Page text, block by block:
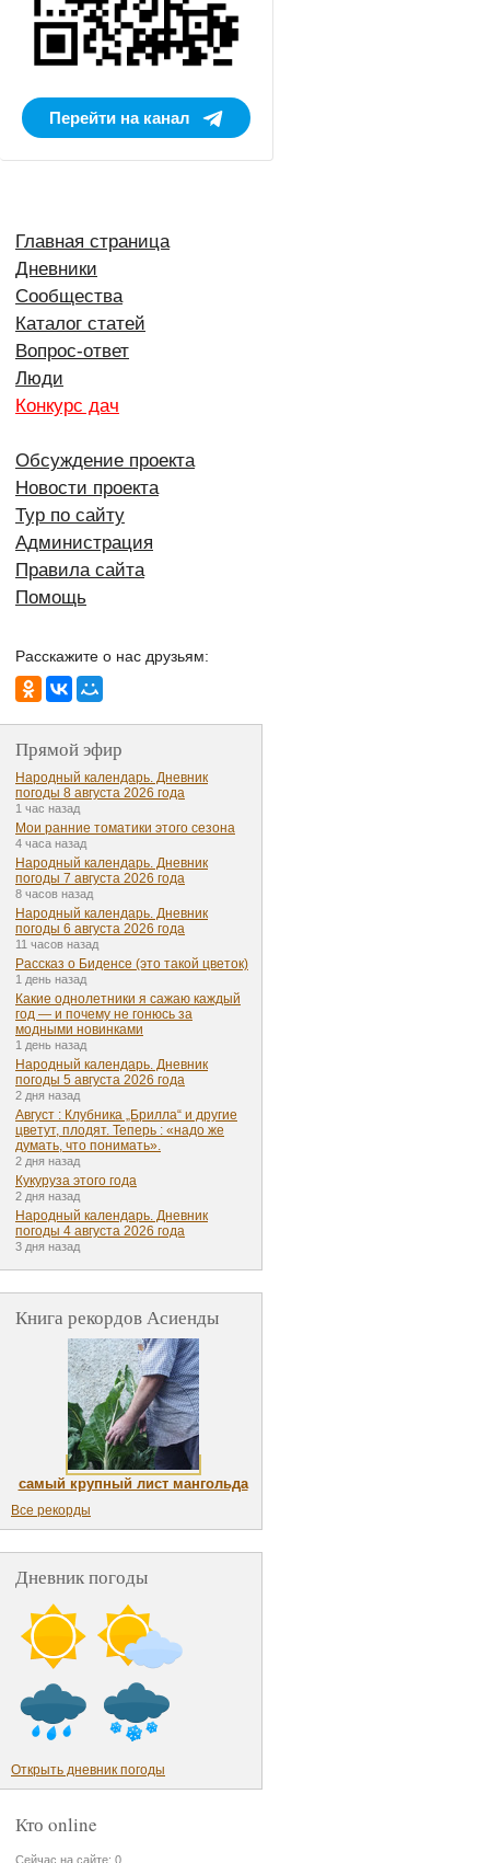
Перейти на канал
Главная страница
Дневники
Сообщества
Каталог статей
Вопрос-ответ
Люди
Конкурс дач
Обсуждение проекта
Новости проекта
Тур по сайту
Администрация
Правила сайта
Помощь
Расскажите о нас друзьям:
Прямой эфир
Народный календарь. Дневник
погоды 8 августа 2026 года
1 час назад
Мои ранние томатики этого сезона
4 часа назад
Народный календарь. Дневник
погоды 7 августа 2026 года
8 часов назад
Народный календарь. Дневник
погоды 6 августа 2026 года
11 часов назад
Рассказ о Биденсе (это такой цветок)
1 день назад
Какие однолетники я сажаю каждый
год — и почему не гонюсь за
модными новинками
1 день назад
Народный календарь. Дневник
погоды 5 августа 2026 года
2 дня назад
Август : Клубника „Брилла“ и другие
цветут, плодят. Теперь : «надо же
думать, что понимать».
2 дня назад
Кукуруза этого года
2 дня назад
Народный календарь. Дневник
погоды 4 августа 2026 года
3 дня назад
Книга рекордов Асиенды
самый крупный лист мангольда
Все рекорды
Дневник погоды
Открыть дневник погоды
Кто online
Сейчас на сайте: 0